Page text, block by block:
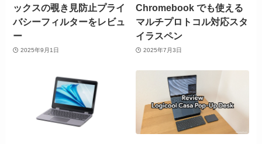
ックスの覗き見防止プライ
バシーフィルターをレビュ
ー
2025年9月1日
Chromebook でも使える
マルチプロトコル対応スタ
イラスペン
2025年7月3日